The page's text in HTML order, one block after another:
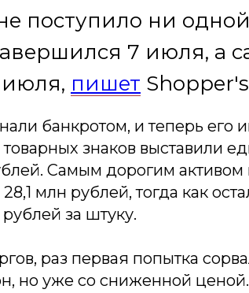
поступило ни
7 июля, а
июля, пишет
банкротом, и теперь его
знаков выставили
Самым дорогим активом
млн рублей, тогда как
за штуку.
раз первая попытка
но уже со сниженной